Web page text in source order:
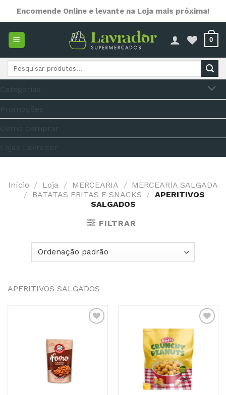
content
Encomende Online e levante na Loja mais próxima!
0
Pesquisar
Início / Loja / MERCEARIA / MERCEARIA SALGADA
/ BATATAS FRITAS E SNACKS / APERITIVOS
SALGADOS
FILTRAR
APERITIVOS SALGADOS
Adicionar
aos
Favoritos